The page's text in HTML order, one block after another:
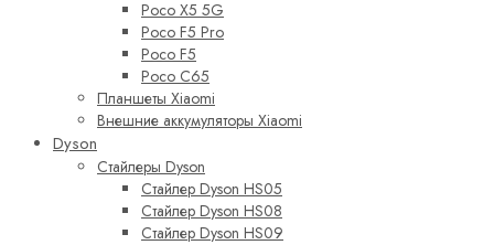
Poco X5 5G
Poco F5 Pro
Poco F5
Poco C65
Планшеты Xiaomi
Внешние аккумуляторы Xiaomi
Dyson
Стайлеры Dyson
Стайлер Dyson HS05
Стайлер Dyson HS08
Стайлер Dyson HS09